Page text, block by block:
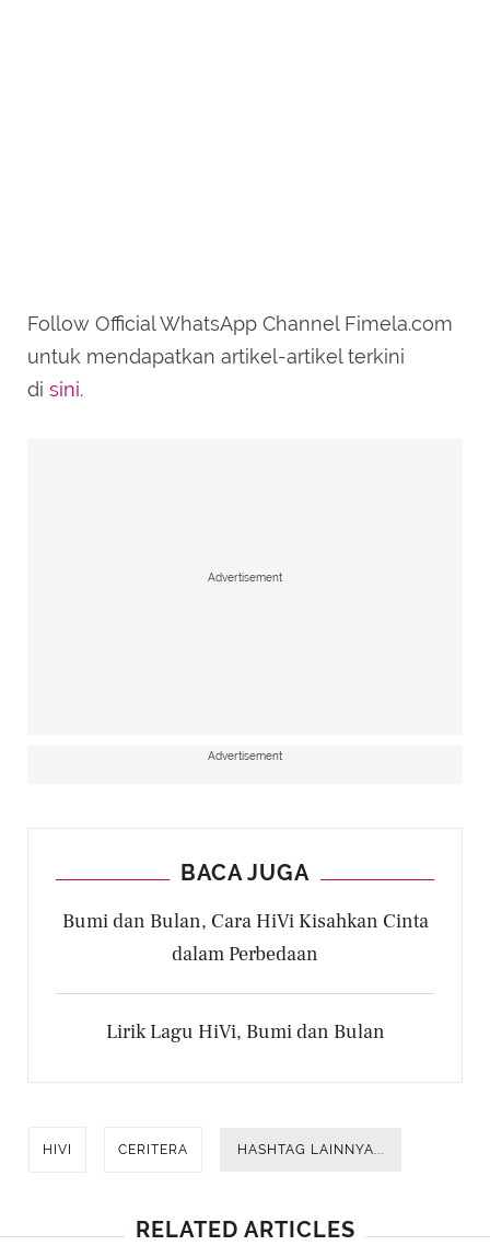
Follow Official WhatsApp Channel Fimela.com
untuk mendapatkan artikel-artikel terkini
di sini.
Advertisement
Advertisement
BACA JUGA
Bumi dan Bulan, Cara HiVi Kisahkan Cinta
dalam Perbedaan
Lirik Lagu HiVi, Bumi dan Bulan
HIVI CERITERA HASHTAG LAINNYA...
RELATED ARTICLES